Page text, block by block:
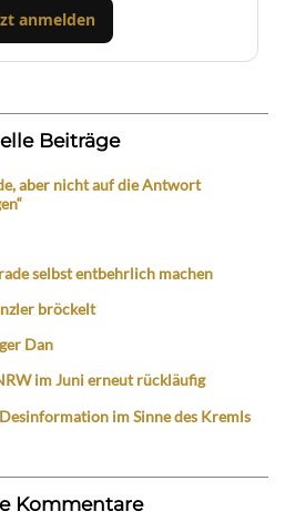
anmelden
Beiträge
aber nicht auf die Antwort
selbst entbehrlich machen
bröckelt
Dan
im Juni erneut rückläufig
im Sinne des Kremls
Kommentare